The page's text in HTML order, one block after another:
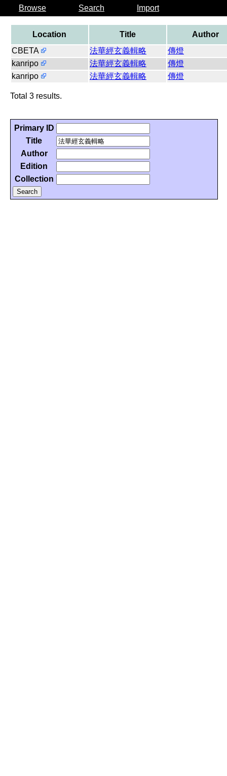
Browse Search Import
Location Title
Author
CBETA
法華經玄義輯略
傳燈
kanripo
法華經玄義輯略
傳燈
kanripo
法華經玄義輯略 傳燈
Total 3 results.
Primary ID
Title
Author
Edition
Collection